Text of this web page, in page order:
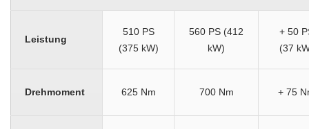
Leistung
510 PS
(375 kW)
560 PS (412
kW)
+ 50
(37
Drehmoment 625 Nm 700 Nm + 75